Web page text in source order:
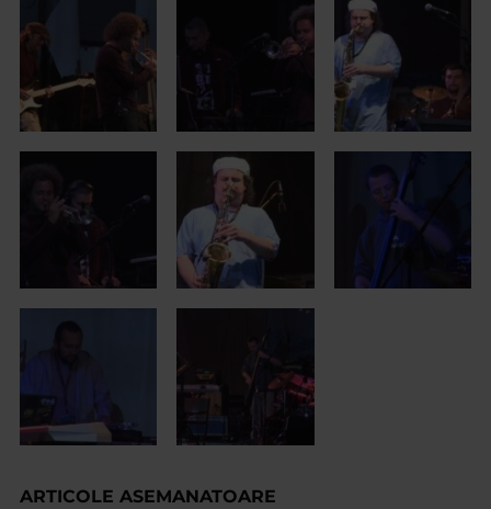
ARTICOLE ASEMANATOARE